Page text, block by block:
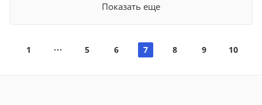
Показать еще
1 5 6 7 8 9 10